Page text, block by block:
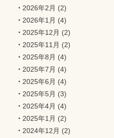
2026年2月 (2)
2026年1月 (4)
2025年12月 (2)
2025年11月 (2)
2025年8月 (4)
2025年7月 (4)
2025年6月 (4)
2025年5月 (3)
2025年4月 (4)
2025年1月 (2)
2024年12月 (2)